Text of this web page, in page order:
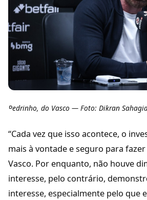
Pedrinho, do Vasco — Foto: Dikran
“Cada vez que isso acontece, o
mais à vontade e seguro para
Vasco. Por enquanto, não houve
interesse, pelo contrário,
interesse, especialmente pelo que